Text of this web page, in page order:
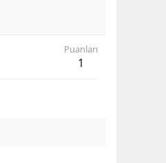
Puanları
1